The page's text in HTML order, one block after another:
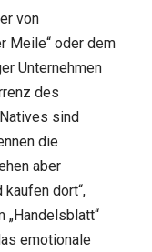
von
Meile“ oder dem
Unternehmen
des
sind
die
aber
dort“,
„Handelsblatt“
emotionale